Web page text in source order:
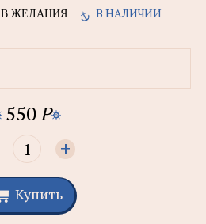
В ЖЕЛАНИЯ В НАЛИЧИИ
550P
+
Купить